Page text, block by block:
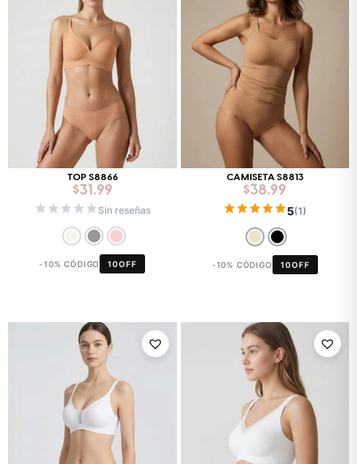
TOP S8866
$31.99
Sin reseñas
-10% CÓDIGO 10OFF
CAMISETA S8813
$38.99
5(1)
-10% CÓDIGO 10OFF